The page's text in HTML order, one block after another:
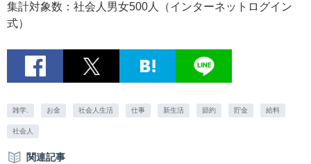
集計対象数：社会人男女500人（インターネットログイン
式）
雑学. お金 社会人生活 仕事 新生活 節約 貯金 給料
社会人
関連記事